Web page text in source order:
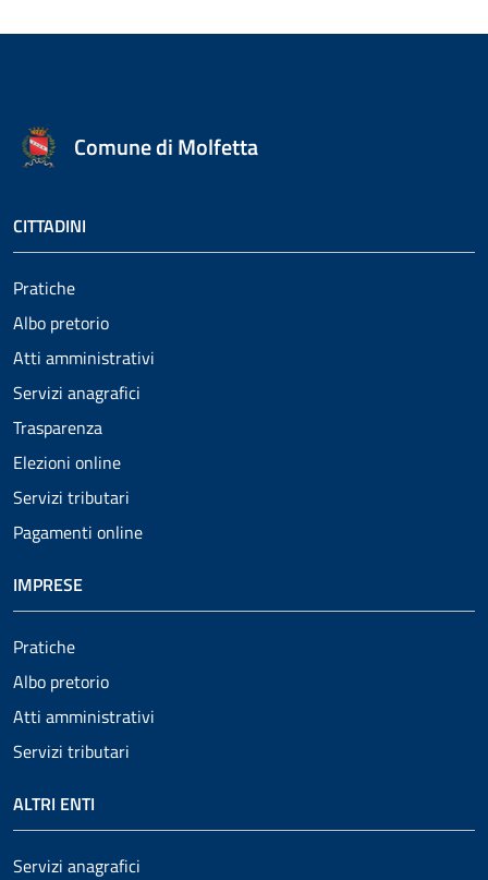
Comune di Molfetta
CITTADINI
Pratiche
Albo pretorio
Atti amministrativi
Servizi anagrafici
Trasparenza
Elezioni online
Servizi tributari
Pagamenti online
IMPRESE
Pratiche
Albo pretorio
Atti amministrativi
Servizi tributari
ALTRI ENTI
Servizi anagrafici